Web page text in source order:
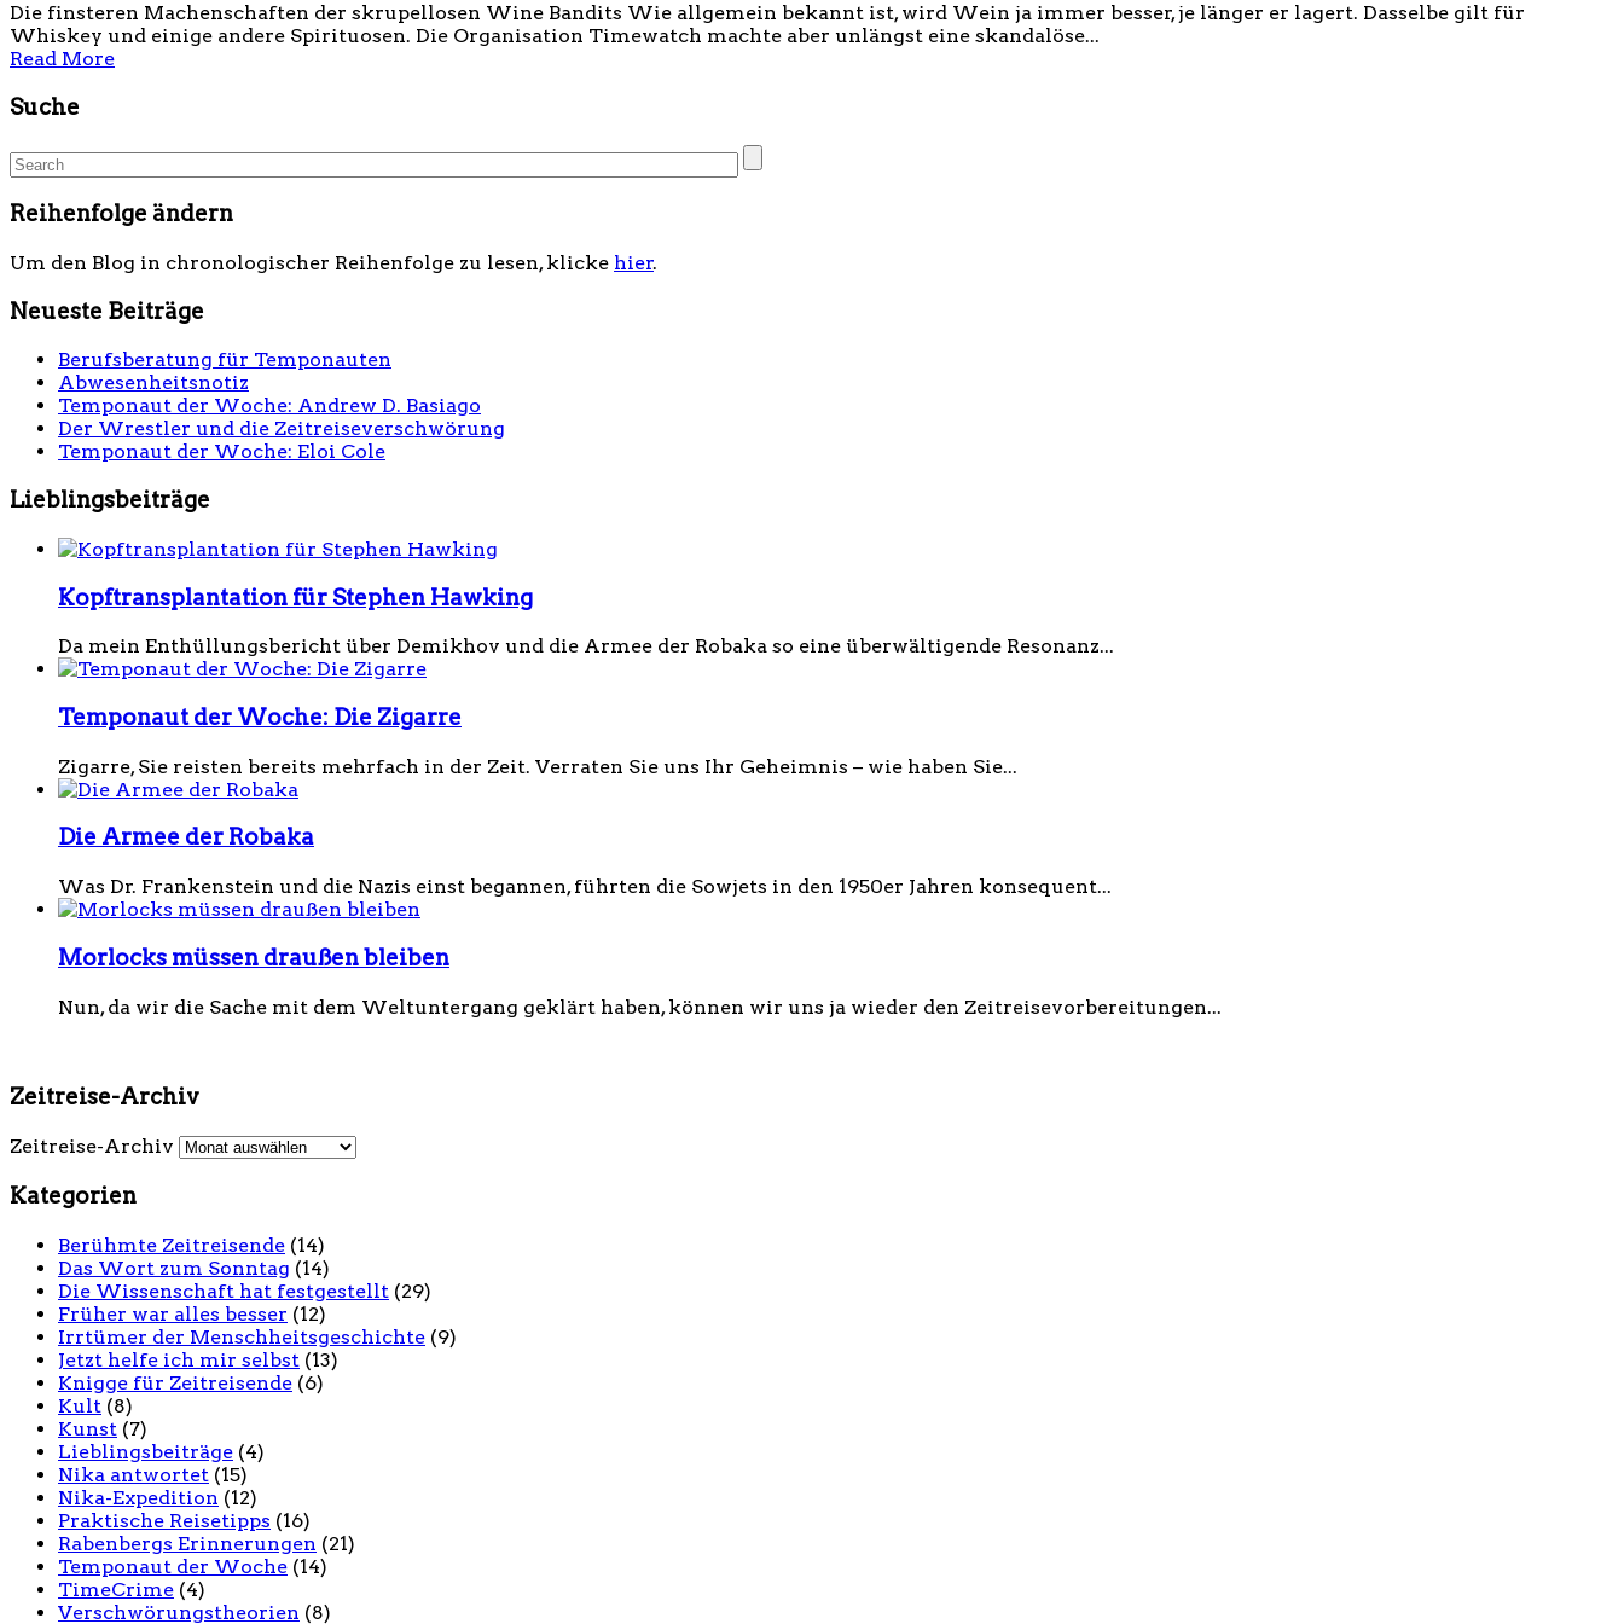
Die finsteren Machenschaften der skrupellosen Wine Bandits Wie allgemein bekannt ist, wird Wein ja immer besser, je länger er lagert. Dasselbe gilt für
Whiskey und einige andere Spirituosen. Die Organisation Timewatch machte aber unlängst eine skandalöse...
Read More
Suche
Reihenfolge ändern
Um den Blog in chronologischer Reihenfolge zu lesen, klicke hier.
Neueste Beiträge
Berufsberatung für Temponauten
Abwesenheitsnotiz
Temponaut der Woche: Andrew D. Basiago
Der Wrestler und die Zeitreiseverschwörung
Temponaut der Woche: Eloi Cole
Lieblingsbeiträge
Kopftransplantation für Stephen Hawking
Da mein Enthüllungsbericht über Demikhov und die Armee der Robaka so eine überwältigende Resonanz...
Temponaut der Woche: Die Zigarre
Zigarre, Sie reisten bereits mehrfach in der Zeit. Verraten Sie uns Ihr Geheimnis – wie haben Sie...
Die Armee der Robaka
Was Dr. Frankenstein und die Nazis einst begannen, führten die Sowjets in den 1950er Jahren konsequent...
Morlocks müssen draußen bleiben
Nun, da wir die Sache mit dem Weltuntergang geklärt haben, können wir uns ja wieder den Zeitreisevorbereitungen...
Zeitreise-Archiv
Zeitreise-Archiv
Kategorien
Berühmte Zeitreisende (14)
Das Wort zum Sonntag (14)
Die Wissenschaft hat festgestellt (29)
Früher war alles besser (12)
Irrtümer der Menschheitsgeschichte (9)
Jetzt helfe ich mir selbst (13)
Knigge für Zeitreisende (6)
Kult (8)
Kunst (7)
Lieblingsbeiträge (4)
Nika antwortet (15)
Nika-Expedition (12)
Praktische Reisetipps (16)
Rabenbergs Erinnerungen (21)
Temponaut der Woche (14)
TimeCrime (4)
Verschwörungstheorien (8)